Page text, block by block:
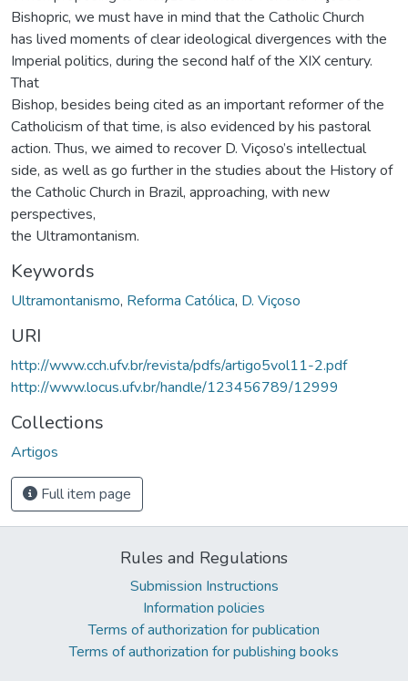
Bishopric, we must have in mind that the Catholic Church
has lived moments of clear ideological divergences with the
Imperial politics, during the second half of the XIX century.
That
Bishop, besides being cited as an important reformer of the
Catholicism of that time, is also evidenced by his pastoral
action. Thus, we aimed to recover D. Viçoso’s intellectual
side, as well as go further in the studies about the History of
the Catholic Church in Brazil, approaching, with new
perspectives,
the Ultramontanism.
Keywords
Ultramontanismo, Reforma Católica, D. Viçoso
URI
http://www.cch.ufv.br/revista/pdfs/artigo5vol11-2.pdf
http://www.locus.ufv.br/handle/123456789/12999
Collections
Artigos
Full item page
Rules and Regulations
Submission Instructions
Information policies
Terms of authorization for publication
Terms of authorization for publishing books